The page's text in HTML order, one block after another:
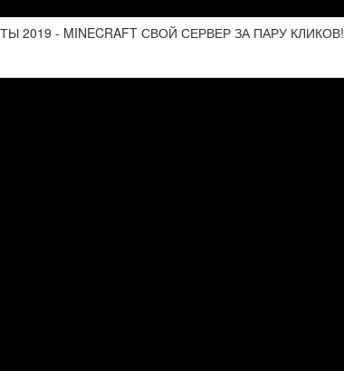
2019 - MINECRAFT СВОЙ СЕРВЕР ЗА ПАРУ КЛИКОВ!